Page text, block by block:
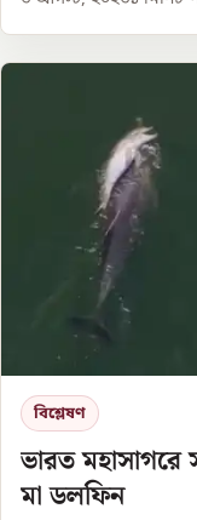
বিশ্লেষণ
ভারত
মা ডলফিন